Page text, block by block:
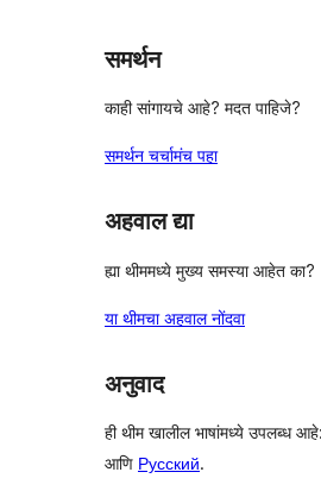
समर्थन
काही सांगायचे आहे? मदत पाहिजे?
समर्थन चर्चामंच पहा
अहवाल द्या
ह्या थीममध्ये मुख्य समस्या आहेत का?
या थीमचा अहवाल नोंदवा
अनुवाद
ही थीम खालील भाषांमध्ये उपलब्ध आहे:
आणि Русский.